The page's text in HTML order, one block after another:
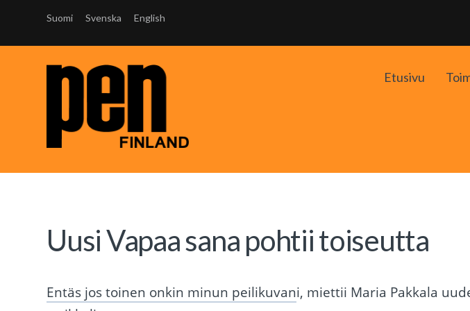
Suomi Svenska English
Etusivu
Uusi Vapaa sana pohtii toiseutta
Entäs jos toinen onkin minun peilikuvani, miettii Maria Pakkala